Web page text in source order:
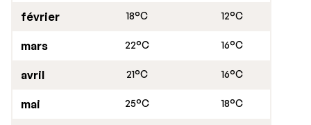
février 18°C 12°C
mars 22°C 16°C
avril 21°C 16°C
mai 25°C 18°C